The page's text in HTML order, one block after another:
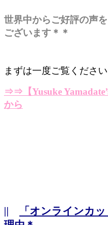
世界中からご好評の声
ございます＊＊
まずは一度ご覧ください
⇒⇒ 【Yusuke
から
||
「オンラインカ